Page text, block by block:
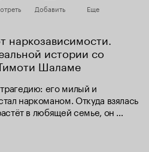
Добавить Еще
наркозависимости.
истории со
Шаламе
его милый и
наркоманом. Откуда взялась
в любящей семье, он
нуждается. Развод родителей
живущей в Лос-Анджелесе,